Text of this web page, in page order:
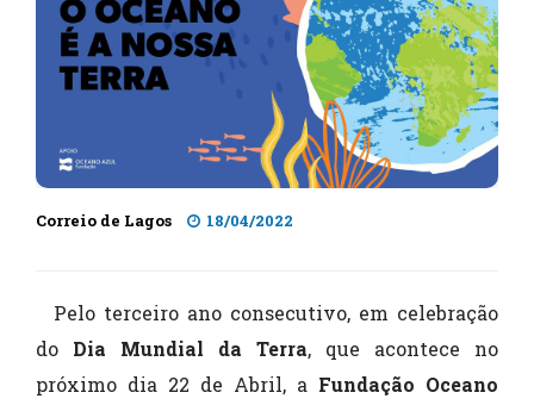
Correio de Lagos 18/04/2022
Pelo terceiro ano consecutivo, em celebração
do Dia Mundial da Terra, que acontece no
próximo dia 22 de Abril, a Fundação Oceano